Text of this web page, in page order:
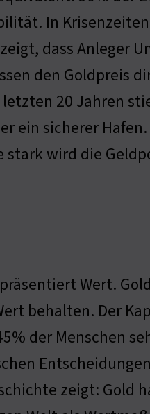
In
dass Anleger
den Goldpreis
20 Jahren
ein sicherer
stark wird die
Wert.
behalten. Der
der Menschen
zeigt: Gold